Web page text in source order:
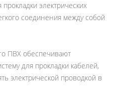
электрических
соединения между собой
ПВХ обеспечивают
для прокладки кабелей,
электрической проводкой в